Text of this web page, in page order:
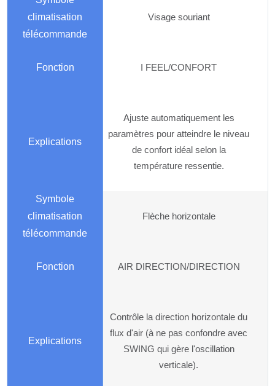
Visage souriant
I FEEL/CONFORT
Ajuste automatiquement les
paramètres pour atteindre le niveau
de confort idéal selon la
température ressentie.
Flèche horizontale
AIR DIRECTION/DIRECTION
Contrôle la direction horizontale du
flux d'air (à ne pas confondre avec
SWING qui gère l'oscillation
verticale).